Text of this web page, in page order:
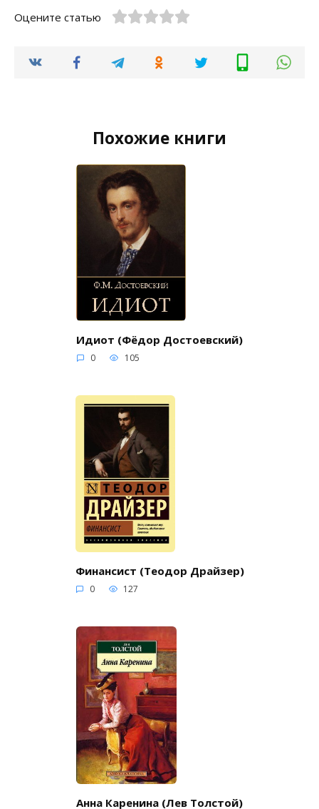
Оцените статью
Похожие книги
Идиот (Фёдор Достоевский)
0 105
Финансист (Теодор Драйзер)
0 127
Анна Каренина (Лев Толстой)